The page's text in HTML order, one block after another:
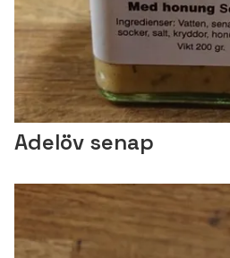
Adelöv senap